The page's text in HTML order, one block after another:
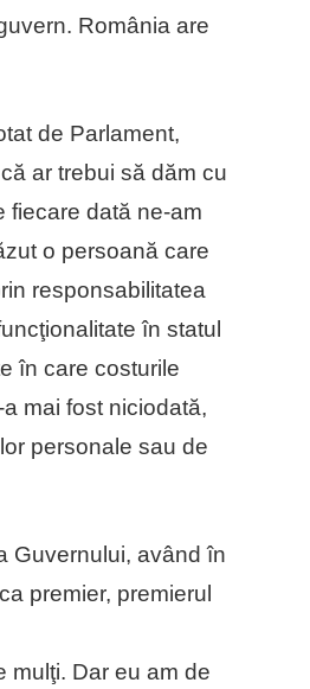
România are
de Parlament,
ar trebui să dăm cu
fiecare dată ne-am
o persoană care
responsabilitatea
în statul
în care costurile
mai fost niciodată,
personale sau de
Guvernului, având în
premier, premierul
mulţi. Dar eu am de